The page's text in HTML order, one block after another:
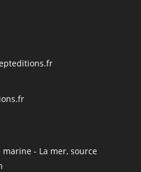
S’ouvre
marine - La mer, source